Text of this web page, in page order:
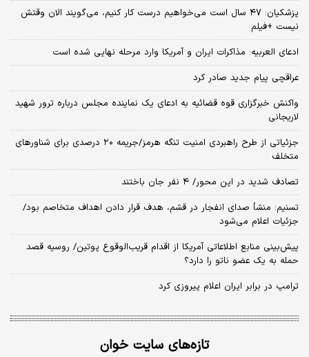
پزشکیان: ۴۷ سال است می‌خواهیم درست کار کنیم، می‌گویند الان وقتش
نیست +فیلم
ادعای العربیه: مذاکرات ایران و آمریکا وارد مرحله نهایی شده است
عراقچی پیام جدید صادر کرد
واکنش خبرگزاری قوه قضائیه به ادعای یک نماینده مجلس درباره ترور شهید
لاریجانی
جزئیاتی از طرح راهبردی امنیت تنگه هرمز/جریمه ۲۰ درصدی برای شناورهای
متخلف
تصادف شدید در این محور/ ۴ نفر جان باختند
تسنیم: منشأ صدای انفجار در قشم، هدف قرار دادن اهداف متخاصم بود/
جزئیات اعلام می‌شود
پیش‌بینی منابع اطلاعاتی آمریکا از اقدام قریب‌الوقوع پوتین/ روسیه قصد
حمله به یک عضو ناتو را دارد؟
ترامپ در برابر ایران اعلام پیروزی کرد
تازه‌های سایت خوان